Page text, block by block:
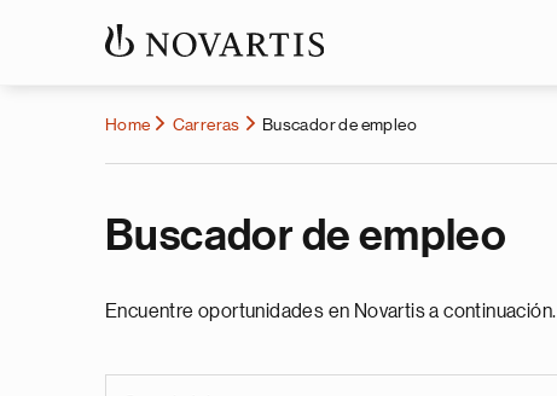
Home Carreras Buscador de empleo
Buscador de empleo
Encuentre oportunidades en Novartis a continuación.